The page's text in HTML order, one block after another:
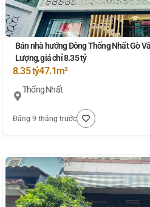
Bán nhà hướng Đông Thống Nhất Gò
Lượng, giá chỉ 8.35 tỷ
8.35 tỷ47.1m²
Thống Nhất
Đăng 9 tháng trước